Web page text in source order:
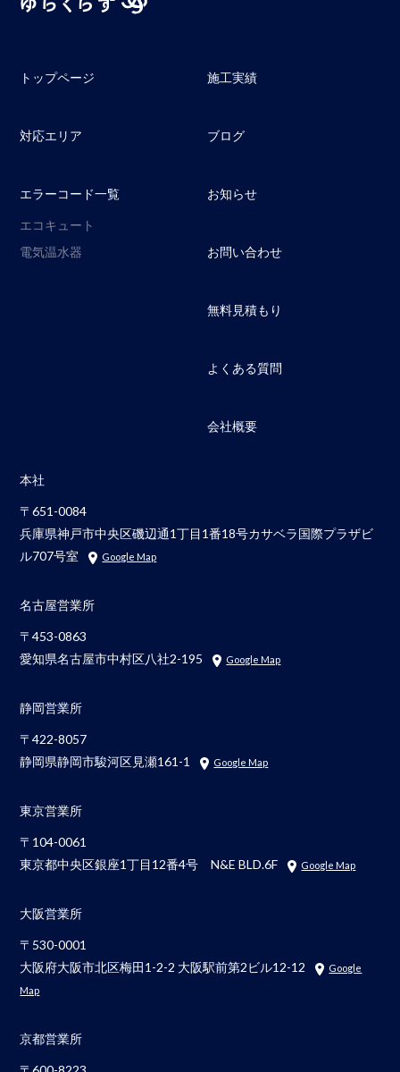
トップページ
対応エリア
エラーコード一覧
エコキュート
電気温水器
施工実績
ブログ
お知らせ
お問い合わせ
無料見積もり
よくある質問
会社概要
本社
〒651-0084
兵庫県神戸市中央区磯辺通1丁目1番18号カサベラ国際プラザビ
ル707号室
Google Map
名古屋営業所
〒453-0863
愛知県名古屋市中村区八社2-195
Google Map
静岡営業所
〒422-8057
静岡県静岡市駿河区見瀬161-1
Google Map
東京営業所
〒104-0061
東京都中央区銀座1丁目12番4号 N&E BLD.6F
Google Map
大阪営業所
〒530-0001
大阪府大阪市北区梅田1-2-2 大阪駅前第2ビル12-12
Google
Map
京都営業所